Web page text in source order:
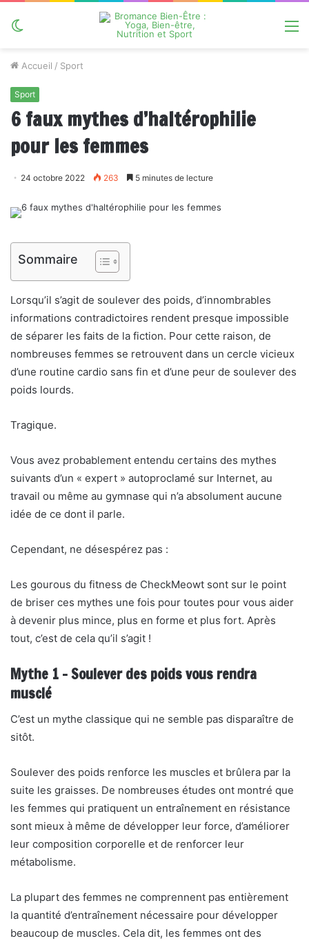
Accueil / Sport
Sport
6 faux mythes d’haltérophilie
pour les femmes
24 octobre 2022 263 5 minutes de lecture
Sommaire
Lorsqu’il s’agit de soulever des poids, d’innombrables
informations contradictoires rendent presque impossible
de séparer les faits de la fiction. Pour cette raison, de
nombreuses femmes se retrouvent dans un cercle vicieux
d’une routine cardio sans fin et d’une peur de soulever des
poids lourds.
Tragique.
Vous avez probablement entendu certains des mythes
suivants d’un « expert » autoproclamé sur Internet, au
travail ou même au gymnase qui n’a absolument aucune
idée de ce dont il parle.
Cependant, ne désespérez pas :
Les gourous du fitness de CheckMeowt sont sur le point
de briser ces mythes une fois pour toutes pour vous aider
à devenir plus mince, plus en forme et plus fort. Après
tout, c’est de cela qu’il s’agit !
Mythe 1 – Soulever des poids vous rendra
musclé
C’est un mythe classique qui ne semble pas disparaître de
sitôt.
Soulever des poids renforce les muscles et brûlera par la
suite les graisses. De nombreuses études ont montré que
les femmes qui pratiquent un entraînement en résistance
sont mieux à même de développer leur force, d’améliorer
leur composition corporelle et de renforcer leur
métabolisme.
La plupart des femmes ne comprennent pas entièrement
la quantité d’entraînement nécessaire pour développer
beaucoup de muscles. Cela dit, les femmes ont des